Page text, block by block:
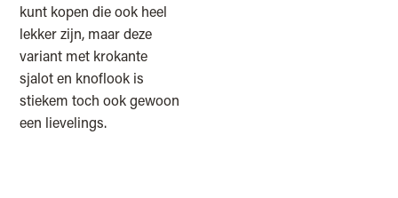
kunt kopen die ook heel
lekker zijn, maar deze
variant met krokante
sjalot en knoflook is
stiekem toch ook gewoon
een lievelings.